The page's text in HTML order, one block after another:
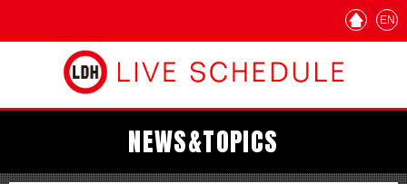
EN
NEWS&TOPICS